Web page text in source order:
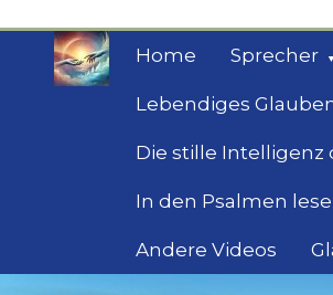
springen
Home Sprecher
Lebendiges
Die stille Intelligenz
In den Psalmen
Andere Videos